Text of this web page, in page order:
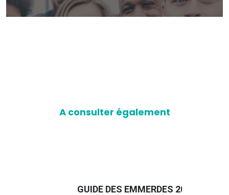
A consulter également
GUIDE DES EMMERDES 2025